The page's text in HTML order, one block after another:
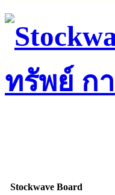
Stockwave Board